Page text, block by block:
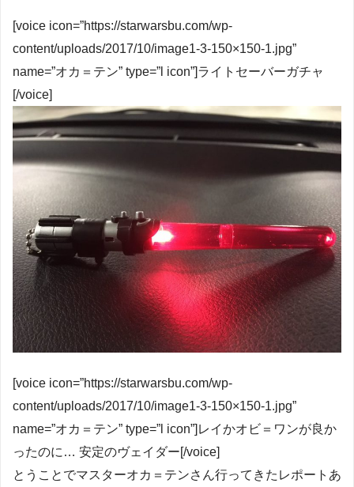
[voice icon=”https://starwarsbu.com/wp-
content/uploads/2017/10/image1-3-150×150-1.jpg”
name=”オカ＝テン” type=”l icon”]ライトセーバーガチャ
[/voice]
[voice icon=”https://starwarsbu.com/wp-
content/uploads/2017/10/image1-3-150×150-1.jpg”
name=”オカ＝テン” type=”l icon”]レイかオビ＝ワンが良か
ったのに… 安定のヴェイダー[/voice]
とうことでマスターオカ＝テンさん行ってきたレポートあ